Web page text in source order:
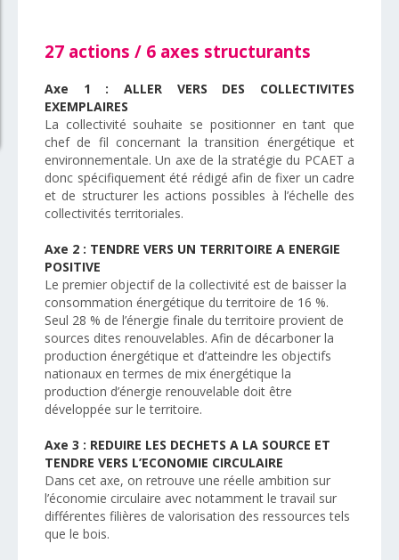
27 actions / 6 axes structurants
Axe 1 : ALLER VERS DES COLLECTIVITES
EXEMPLAIRES
La collectivité souhaite se positionner en tant que
chef de fil concernant la transition énergétique et
environnementale. Un axe de la stratégie du PCAET a
donc spécifiquement été rédigé afin de fixer un cadre
et de structurer les actions possibles à l’échelle des
collectivités territoriales.
Axe 2 : TENDRE VERS UN TERRITOIRE A ENERGIE
POSITIVE
Le premier objectif de la collectivité est de baisser la
consommation énergétique du territoire de 16 %.
Seul 28 % de l’énergie finale du territoire provient de
sources dites renouvelables. Afin de décarboner la
production énergétique et d’atteindre les objectifs
nationaux en termes de mix énergétique la
production d’énergie renouvelable doit être
développée sur le territoire.
Axe 3 : REDUIRE LES DECHETS A LA SOURCE ET
TENDRE VERS L’ECONOMIE CIRCULAIRE
Dans cet axe, on retrouve une réelle ambition sur
l’économie circulaire avec notamment le travail sur
différentes filières de valorisation des ressources tels
que le bois.